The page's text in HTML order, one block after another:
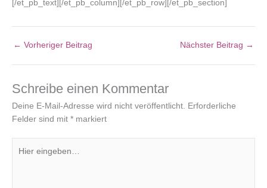
[/et_pb_text][/et_pb_column][/et_pb_row][/et_pb_section]
← Vorheriger Beitrag Nächster Beitrag →
Schreibe einen Kommentar
Deine E-Mail-Adresse wird nicht veröffentlicht.
Erforderliche
Felder sind mit * markiert
eingeben…